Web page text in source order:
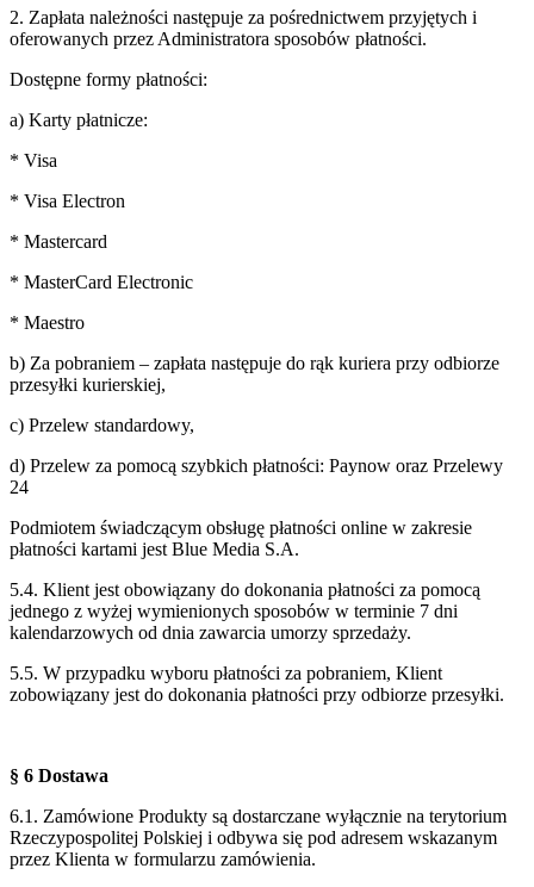
2. Zapłata należności następuje za pośrednictwem przyjętych i
oferowanych przez Administratora sposobów płatności.
Dostępne formy płatności:
a) Karty płatnicze:
* Visa
* Visa Electron
* Mastercard
* MasterCard Electronic
* Maestro
b) Za pobraniem – zapłata następuje do rąk kuriera przy odbiorze
przesyłki kurierskiej,
c) Przelew standardowy,
d) Przelew za pomocą szybkich płatności: Paynow oraz Przelewy
24
Podmiotem świadczącym obsługę płatności online w zakresie
płatności kartami jest Blue Media S.A.
5.4. Klient jest obowiązany do dokonania płatności za pomocą
jednego z wyżej wymienionych sposobów w terminie 7 dni
kalendarzowych od dnia zawarcia umorzy sprzedaży.
5.5. W przypadku wyboru płatności za pobraniem, Klient
zobowiązany jest do dokonania płatności przy odbiorze przesyłki.
§ 6 Dostawa
6.1. Zamówione Produkty są dostarczane wyłącznie na terytorium
Rzeczypospolitej Polskiej i odbywa się pod adresem wskazanym
przez Klienta w formularzu zamówienia.